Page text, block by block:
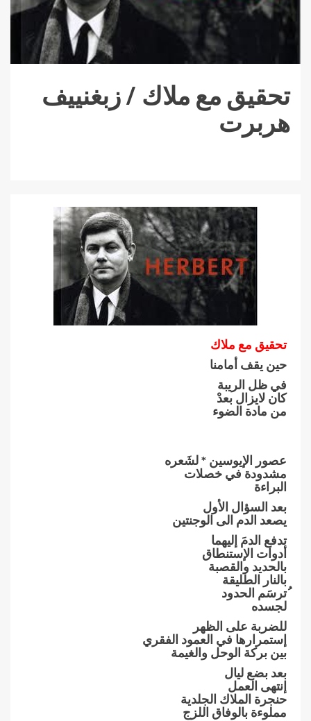
تحقيق مع ملاك / زبغنييف
هربرت
تحقيق مع ملاك
حين يقف أمامنا
في ظل الريبة
كان لايزال بعدْ
من مادة الضوء
عصور الإيوسين * لشَعره
مشدودة في خصلات
البراءة
بعد السؤال الأول
يصعد الدم الى الوجنتين
تدفع الدمَ إليهما
أدوات الإستنطاق
بالحديد والقصبة
بالنار الطليقة
ُترسَم الحدود
لجسده
للضربة على الظهر
إستمرارها في العمود الفقري
بين بركة الوحل والغيمة
بعد بضع ليال
إنتهى العمل
حنجرة الملاك الجلدية
مملوءة بالوفاق اللزج